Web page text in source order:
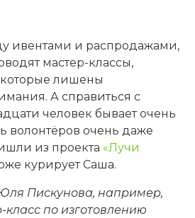
ивентами и распродажами,
мастер-классы,
которые лишены
А справиться с
человек бывает очень
волонтёров очень даже
из проекта «Лучи
курирует Саша.
Пискунова, например,
по изготовлению